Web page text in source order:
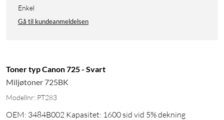
Enkel
Gå til kundeanmeldelsen
Toner typ Canon 725 - Svart
Miljøtoner 725BK
Modellnr: PT283
OEM: 3484B002 Kapasitet: 1600 sid vid 5% dekning